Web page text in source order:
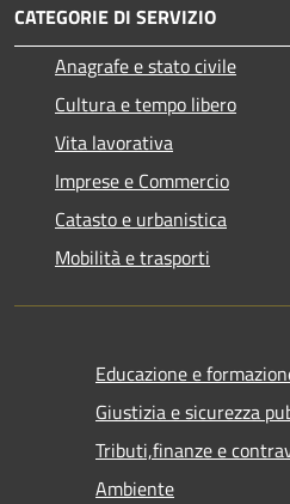
CATEGORIE DI SERVIZIO
Anagrafe e stato civile
Cultura e tempo libero
Vita lavorativa
Imprese e Commercio
Catasto e urbanistica
Mobilità e trasporti
Educazione e
Giustizia e sicurezza
Tributi,finanze e
Ambiente